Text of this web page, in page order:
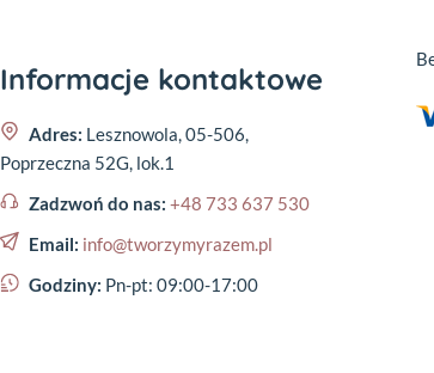
Informacje kontaktowe
Adres: Lesznowola, 05-506,
Poprzeczna 52G, lok.1
Zadzwoń do nas: +48 733 637 530
Email: info@tworzymyrazem.pl
Godziny: Pn-pt: 09:00-17:00